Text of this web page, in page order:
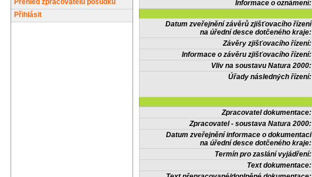
Přehled zpracovatelů posudků
Přihlásit
Informace o oznámení:
Datum zveřejnění závěrů zjišťovacího řízení
na úřední desce dotčeného kraje:
Závěry zjišťovacího řízení:
Informace o závěru zjišťovacího řízení:
Vliv na soustavu Natura 2000:
Úřady následných řízení:
Zpracovatel dokumentace:
Zpracovatel - soustava Natura 2000:
Datum zveřejnění informace o dokumentaci
na úřední desce dotčeného kraje:
Termín pro zaslání vyjádření:
Text dokumentace: